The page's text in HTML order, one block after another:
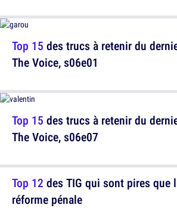
Top 15 des trucs à retenir du
The Voice, s06e07
Top 15 des trucs à retenir du
The Voice, s06e01
Top 12 des TIG qui sont pires que
réforme pénale